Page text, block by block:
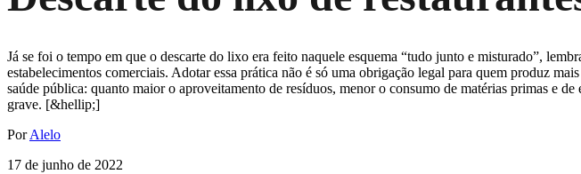
Já se foi o tempo em que o descarte do lixo era feito naquele esquema “tudo junto e misturado”,
estabelecimentos comerciais. Adotar essa prática não é só uma obrigação legal para quem produz
saúde pública: quanto maior o aproveitamento de resíduos, menor o consumo de matérias primas e
grave. [&hellip;]
PorAlelo
17 de junho de 2022